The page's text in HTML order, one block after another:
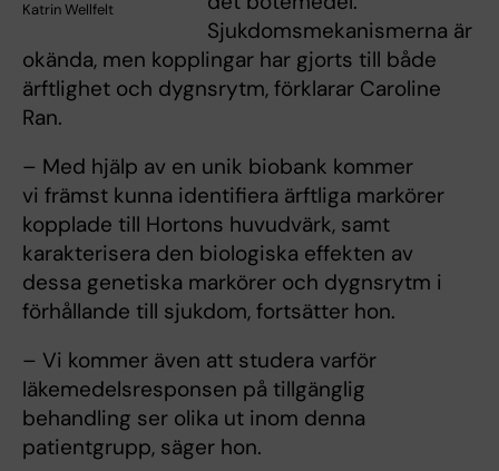
Katrin Wellfelt
Sjukdomsmekanismerna är
okända, men kopplingar har gjorts till både
ärftlighet och dygnsrytm, förklarar Caroline
Ran.
– Med hjälp av en unik biobank kommer
vi främst kunna identifiera ärftliga markörer
kopplade till Hortons huvudvärk, samt
karakterisera den biologiska effekten av
dessa genetiska markörer och dygnsrytm i
förhållande till sjukdom, fortsätter hon.
– Vi kommer även att studera varför
läkemedelsresponsen på tillgänglig
behandling ser olika ut inom denna
patientgrupp, säger hon.